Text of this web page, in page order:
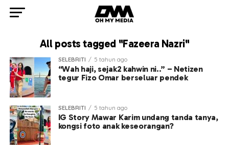
All posts tagged "Fazeera Nazri"
SELEBRITI 5 tahun ago
“Wah haji, sejak2 kahwin ni..” – Netizen
tegur Fizo Omar berseluar pendek
SELEBRITI 5 tahun ago
IG Story Mawar Karim undang tanda tanya,
kongsi foto anak keseorangan?